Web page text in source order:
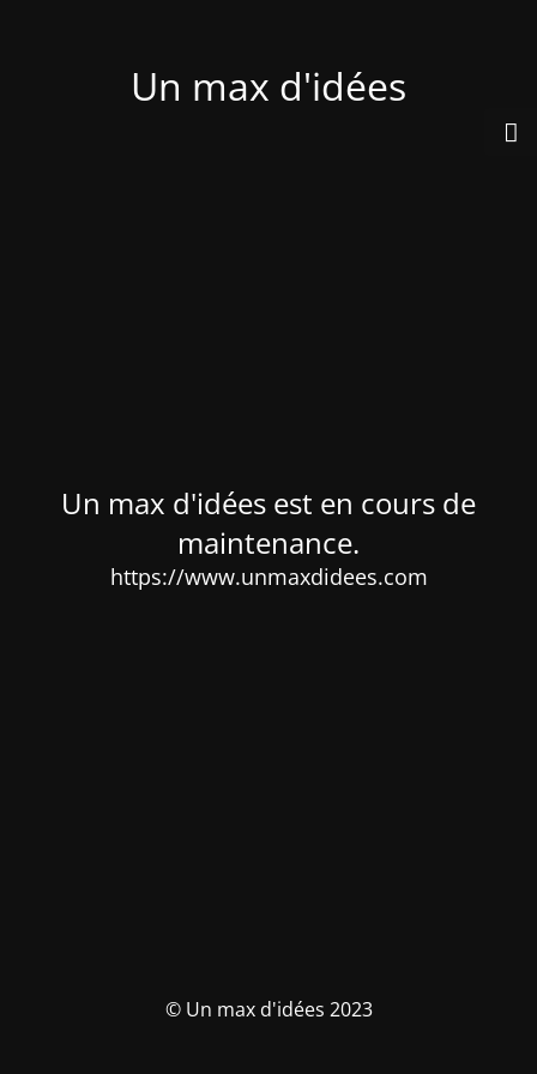
Un max d'idées
Un max d'idées est en cours de
maintenance.
https://www.unmaxdidees.com
© Un max d'idées 2023